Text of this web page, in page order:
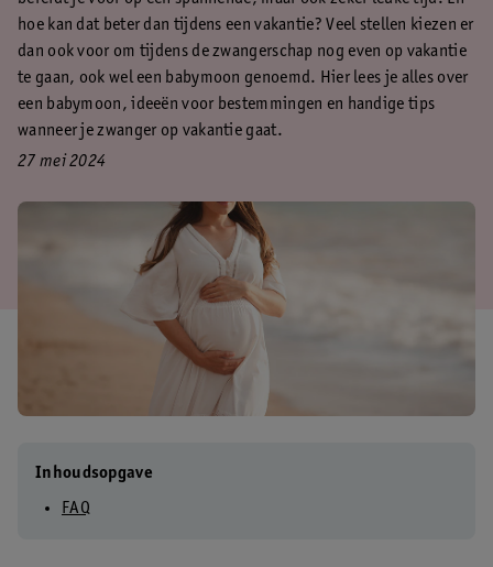
hoe kan dat beter dan tijdens een vakantie? Veel stellen kiezen er
dan ook voor om tijdens de zwangerschap nog even op vakantie
te gaan, ook wel een babymoon genoemd. Hier lees je alles over
een babymoon, ideeën voor bestemmingen en handige tips
wanneer je zwanger op vakantie gaat.
27 mei 2024
Inhoudsopgave
FAQ